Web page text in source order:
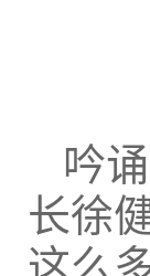
吟
长徐